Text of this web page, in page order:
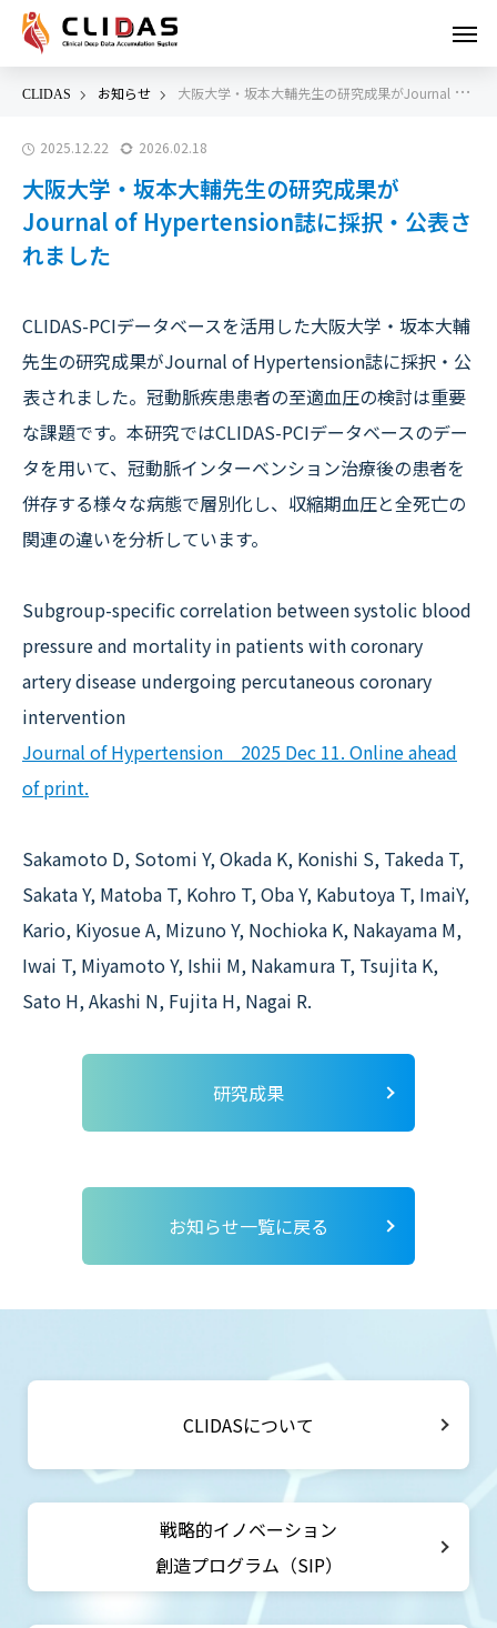
お知らせ 大阪大学・坂本大輔先生の研究成果がJournal of Hypertension誌に採択・公表されました
2025.12.22 2026.02.18
大阪大学・坂本大輔先生の研究成果が
Journal of Hypertension誌に採択・公表さ
れました
CLIDAS-PCIデータベースを活用した大阪大学・坂本大輔
先生の研究成果がJournal of Hypertension誌に採択・公
表されました。冠動脈疾患患者の至適血圧の検討は重要
な課題です。本研究ではCLIDAS-PCIデータベースのデー
タを用いて、冠動脈インターベンション治療後の患者を
併存する様々な病態で層別化し、収縮期血圧と全死亡の
関連の違いを分析しています。
Subgroup-specific correlation between systolic blood
pressure and mortality in patients with coronary
artery disease undergoing percutaneous coronary
intervention
Journal of Hypertension 2025 Dec 11. Online ahead
of print.
Sakamoto D, Sotomi Y, Okada K, Konishi S, Takeda T,
Sakata Y, Matoba T, Kohro T, Oba Y, Kabutoya T, ImaiY,
Kario, Kiyosue A, Mizuno Y, Nochioka K, Nakayama M,
Iwai T, Miyamoto Y, Ishii M, Nakamura T, Tsujita K,
Sato H, Akashi N, Fujita H, Nagai R.
研究成果
お知らせ一覧に戻る
CLIDASについて
戦略的イノベーション
創造プログラム（SIP）